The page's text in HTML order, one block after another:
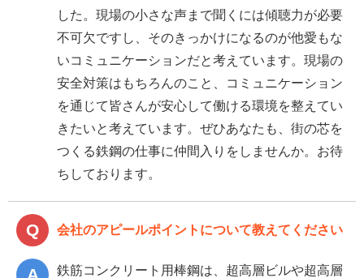
した。現場の小さな声まで聞くには傾聴力が必要
不可欠ですし、そのきっかけになるのが他愛もな
いコミュニケーションだと考えています。現場の
安全対策はもちろんのこと、コミュニケーション
を通じて皆さんが安心して働ける環境を整えてい
きたいと考えています。ぜひあなたも、街の芯を
つくる鉄鋼の仕事に仲間入りをしませんか。お待
ちしております。
会社のアピールポイントについて教えてください
鉄筋コンクリート用棒鋼は、超高層ビルや超高層